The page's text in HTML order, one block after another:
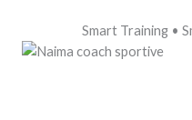
Smart Training •